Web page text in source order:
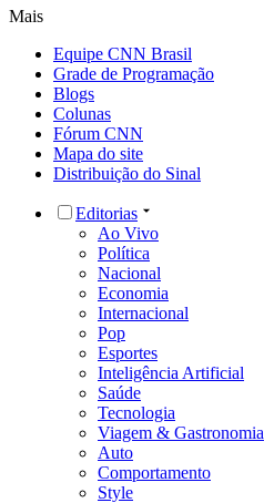
Mais
Equipe CNN Brasil
Grade de Programação
Blogs
Colunas
Fórum CNN
Mapa do site
Distribuição do Sinal
Editorias
Ao Vivo
Política
Nacional
Economia
Internacional
Pop
Esportes
Inteligência Artificial
Saúde
Tecnologia
Viagem & Gastronomia
Auto
Comportamento
Style